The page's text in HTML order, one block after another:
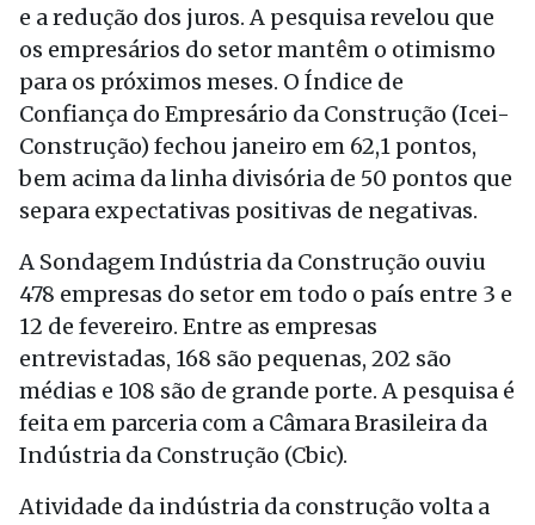
e a redução dos juros. A pesquisa revelou que
os empresários do setor mantêm o otimismo
para os próximos meses. O Índice de
Confiança do Empresário da Construção (Icei-
Construção) fechou janeiro em 62,1 pontos,
bem acima da linha divisória de 50 pontos que
separa expectativas positivas de negativas.
A Sondagem Indústria da Construção ouviu
478 empresas do setor em todo o país entre 3 e
12 de fevereiro. Entre as empresas
entrevistadas, 168 são pequenas, 202 são
médias e 108 são de grande porte. A pesquisa é
feita em parceria com a Câmara Brasileira da
Indústria da Construção (Cbic).
Atividade da indústria da construção volta a